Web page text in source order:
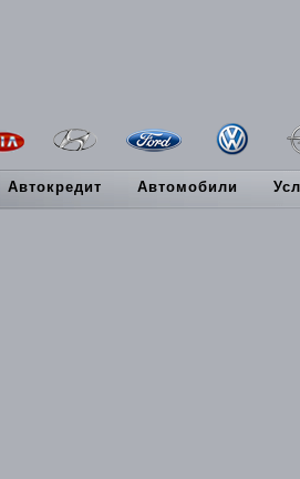
Автокредит Автомобили